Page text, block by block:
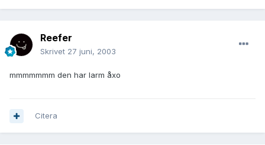
Reefer
Skrivet 27 juni, 2003
mmmmmmm den har larm åxo
Citera